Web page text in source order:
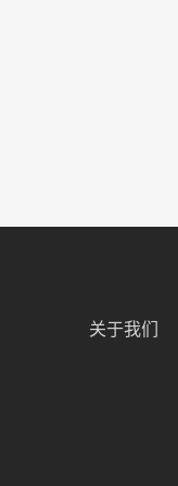
关于我们